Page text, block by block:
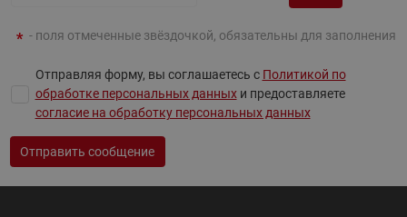
- поля отмеченные звёздочкой, обязательны для заполнения
Отправляя форму, вы соглашаетесь с Политикой по
обработке персональных данныхи предоставляете
согласие на обработку персональных данных
Отправить сообщение